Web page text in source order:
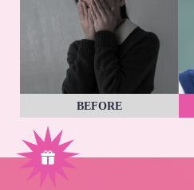
BEFORE